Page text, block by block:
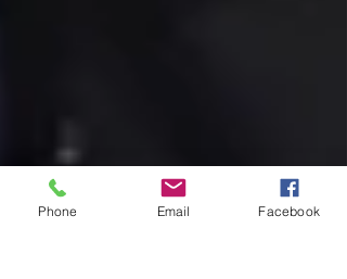
Phone Email Facebook